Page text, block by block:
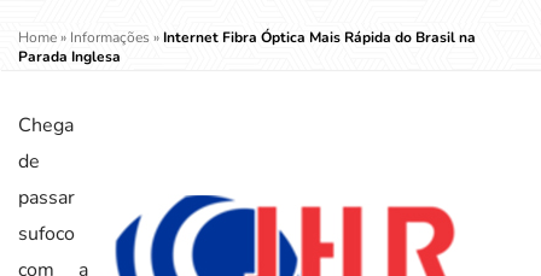
Home» Informações» Internet Fibra Óptica Mais Rápida do Brasil na
Parada Inglesa
Chega
de
passar
sufoco
com a